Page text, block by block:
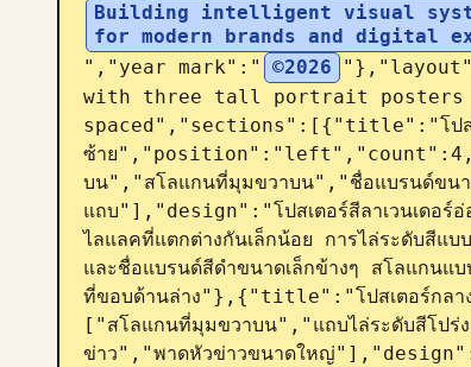
Building intelligent visual
for modern brands and digital
","year mark":"
©2026
with three tall portrait posters
spaced","sections":[{"title":"โปส
ซ้าย
บน","สโลแกนที่มุมขวาบน","ชื่อแบรนด์ขนา
แถบ"],"design":"โปสเตอร์สีลาเวนเดอร์
ไลแลคที่แตกต่างกันเล็กน้อย การไล่ระดับสีแ
และชื่อแบรนด์สีดำขนาดเล็กข้างๆ สโลแกนแ
ที่ขอบด้านล่าง"},{"title":"โปสเตอร์
["สโลแกนที่มุมขวาบน","แถบไล่ระดับสีโปร่
ข่าว","พาดหัวข่าวขนาดใหญ่"],"design":"